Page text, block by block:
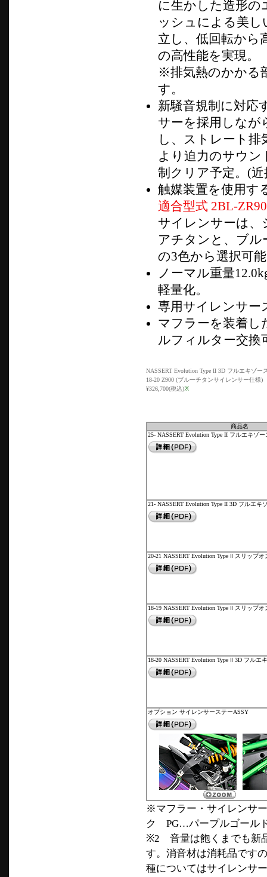
に生かした造形
ッシュによる美し
立し、低回転から
の高性能を実現。
※排気熱のかかる
す。
新騒音規制に対応
サーを採用しなが
し、ストレート
より迫力のサウン
制クリア予定。(
触媒装置を使用す
適合型式 2BL-
サイレンサーは、
アチタンと、ブ
の3色から選択可
ノーマル重量
軽量化。
専用サイレンサー
マフラーを装着し
ルフィルター交換
NASSERT Evolution Type II 3D フルエキゾー
18-20 Z900 (ブルーチタンサイレンサー仕様)
¥326,700(税込)※
商品名
25- NASSERT Evolution Type II フルエキゾ
21- NASSERT Evolution Type II 3D フルエキ
20-21 NASSERT Evolution Type Ⅱ スリップ
18-19 NASSERT Evolution Type Ⅱ スリップ
18-20 NASSERT Evolution Type Ⅱ 3D フルエ
オプション サイレンサーステーASSY
※マフラー・サイレン
ク PG…パープルゴール
※2 音量は飽くまでも新
す。消音材は消耗品です
種についてはサイレンサ